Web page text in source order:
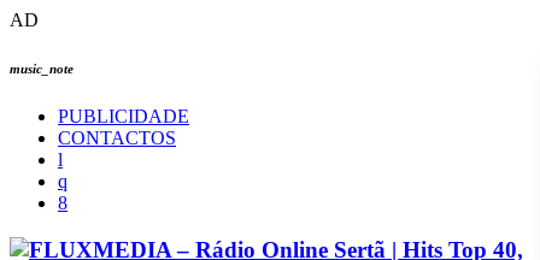
AD
music_note
PUBLICIDADE
CONTACTOS